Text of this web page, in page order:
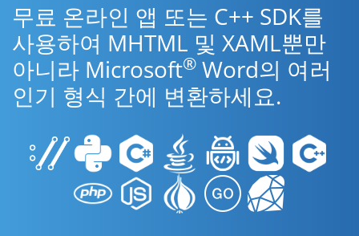
무료 온라인 앱 또는 C++ SDK를
사용하여 MHTML 및 XAML뿐만
아니라 Microsoft® Word의 여러
인기 형식 간에 변환하세요.